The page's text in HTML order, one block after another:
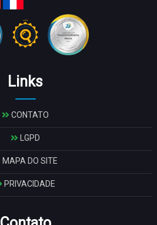
Links
CONTATO
LGPD
MAPA DO SITE
PRIVACIDADE